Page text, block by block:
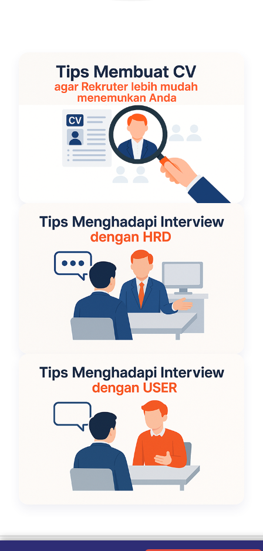
Kebijakan Privasi|Tentang Kami|